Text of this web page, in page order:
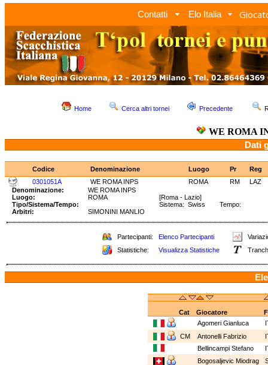
Contatti Elo Italia
Home Cerca altri tornei Precedente
WE ROMA
Dati
Codice Denominazione Luogo Pr
Reg
0301051A
WE ROMA INPS ROMA RM
LAZ
Denominazione:
WE ROMA INPS
Luogo:
ROMA
[Roma - Lazio]
Tipo/Sistema/Tempo:
Sistema: Swiss Tempo:
Arbitri:
SIMONINI MANLIO
Partecipanti: Elenco Partecipanti
Statistiche:
Visualizza Statistiche
Cat Giocatore
Agomeri Gianluca
CM
Antonelli Fabrizio
Bellincampi Stefano
Bogosaljevic Miodrag